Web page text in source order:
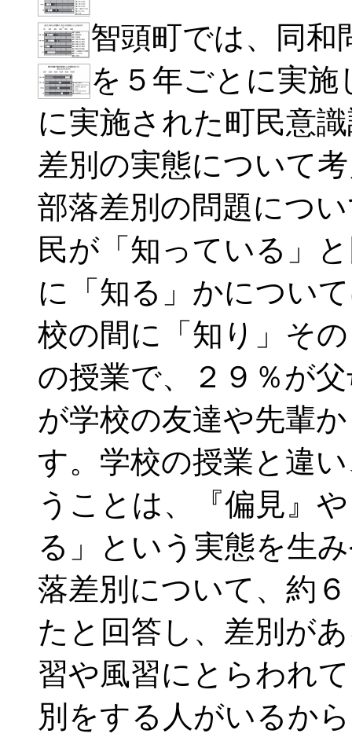
智頭町では、同和
を５年ごとに実
に実施された町民意
差別の実態について
部落差別の問題につ
民が「知っている」
に「知る」かについ
校の間に「知り」そ
の授業で、２９％が
が学校の友達や先輩
す。学校の授業と違
うことは、『偏見』
る」という実態を生
落差別について、約
たと回答し、差別が
習や風習にとらわれ
別をする人がいるか